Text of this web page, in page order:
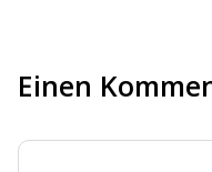
Einen